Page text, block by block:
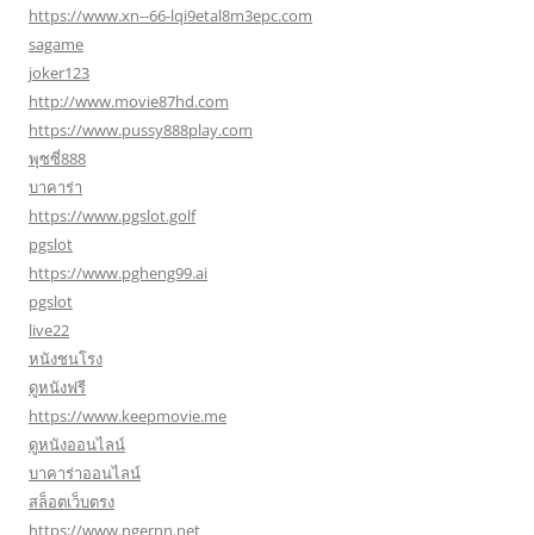
https://www.xn--66-lqi9etal8m3epc.com
sagame
joker123
http://www.movie87hd.com
https://www.pussy888play.com
พุซซี่888
บาคาร่า
https://www.pgslot.golf
pgslot
https://www.pgheng99.ai
pgslot
live22
หนังชนโรง
ดูหนังฟรี
https://www.keepmovie.me
ดูหนังออนไลน์
บาคาร่าออนไลน์
สล็อตเว็บตรง
https://www.ngernn.net